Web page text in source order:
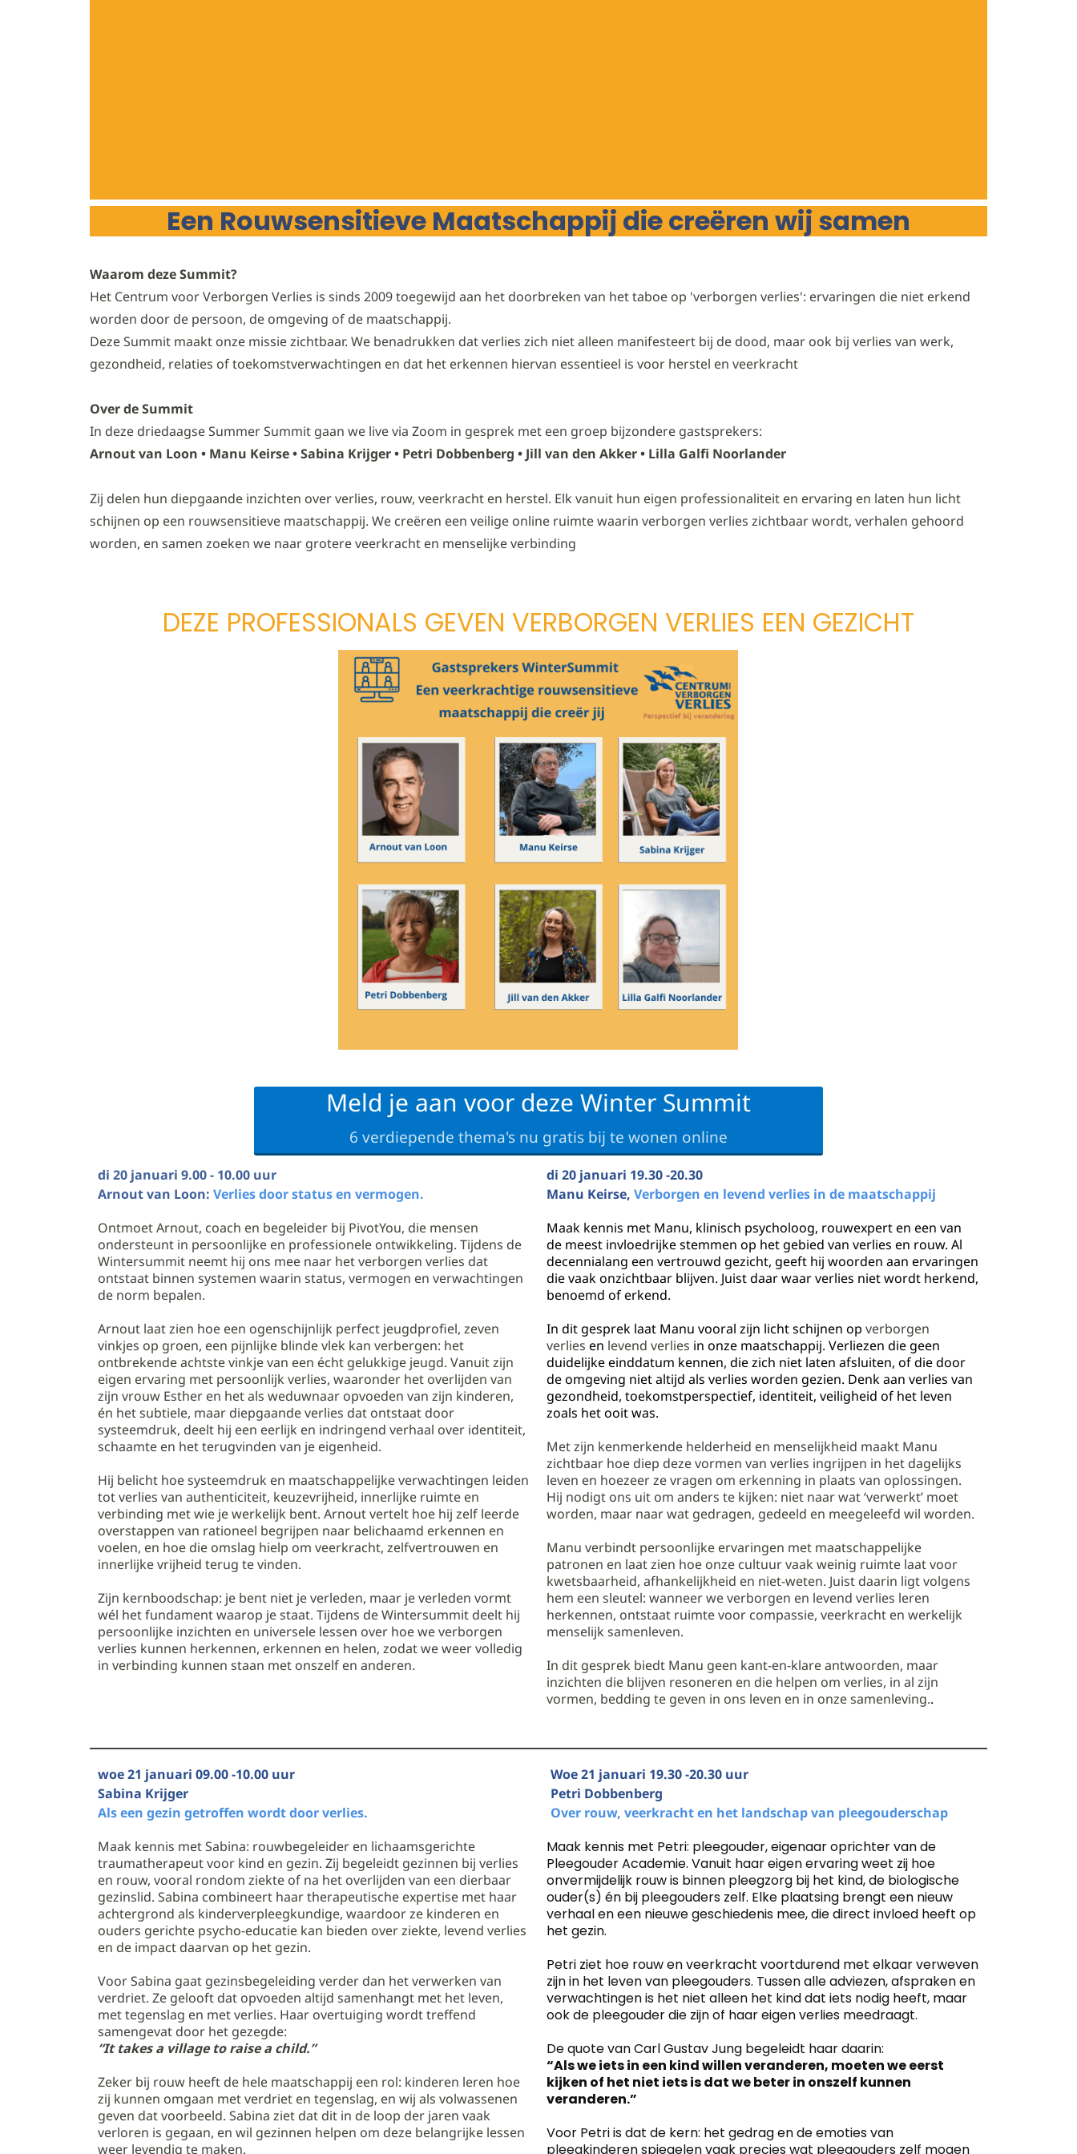
Een Rouwsensitieve Maatschappij die creëren wij samen
Waarom deze Summit?
Het Centrum voor Verborgen Verlies is sinds 2009 toegewijd aan het doorbreken van het taboe op 'verborgen verlies': ervaringen die niet erkend
worden door de persoon, de omgeving of de maatschappij.
Deze Summit maakt onze missie zichtbaar. We benadrukken dat verlies zich niet alleen manifesteert bij de dood, maar ook bij verlies van werk,
gezondheid, relaties of toekomstverwachtingen en dat het erkennen hiervan essentieel is voor herstel en veerkracht
Over de Summit
In deze driedaagse Summer Summit gaan we live via Zoom in gesprek met een groep bijzondere gastsprekers:
Arnout van Loon • Manu Keirse • Sabina Krijger • Petri Dobbenberg • Jill van den Akker • Lilla Galfi Noorlander
Zij delen hun diepgaande inzichten over verlies, rouw, veerkracht en herstel. Elk vanuit hun eigen professionaliteit en ervaring en laten hun licht
schijnen op een rouwsensitieve maatschappij. We creëren een veilige online ruimte waarin verborgen verlies zichtbaar wordt, verhalen gehoord
worden, en samen zoeken we naar grotere veerkracht en menselijke verbinding
DEZE PROFESSIONALS GEVEN VERBORGEN VERLIES EEN GEZICHT
Meld je aan voor deze Winter Summit
6 verdiepende thema's nu gratis bij te wonen online
di 20 januari 9.00 - 10.00 uur
Arnout van Loon: Verlies door status en vermogen.
di 20 januari 19.30 -20.30
Manu Keirse, Verborgen en levend verlies in de maatschappij
Ontmoet Arnout, coach en begeleider bij PivotYou, die mensen
ondersteunt in persoonlijke en professionele ontwikkeling. Tijdens de
Wintersummit neemt hij ons mee naar het verborgen verlies dat
ontstaat binnen systemen waarin status, vermogen en verwachtingen
de norm bepalen.
Arnout laat zien hoe een ogenschijnlijk perfect jeugdprofiel, zeven
vinkjes op groen, een pijnlijke blinde vlek kan verbergen: het
ontbrekende achtste vinkje van een écht gelukkige jeugd. Vanuit zijn
eigen ervaring met persoonlijk verlies, waaronder het overlijden van
zijn vrouw Esther en het als weduwnaar opvoeden van zijn kinderen,
én het subtiele, maar diepgaande verlies dat ontstaat door
systeemdruk, deelt hij een eerlijk en indringend verhaal over identiteit,
schaamte en het terugvinden van je eigenheid.
Hij belicht hoe systeemdruk en maatschappelijke verwachtingen leiden
tot verlies van authenticiteit, keuzevrijheid, innerlijke ruimte en
verbinding met wie je werkelijk bent. Arnout vertelt hoe hij zelf leerde
overstappen van rationeel begrijpen naar belichaamd erkennen en
voelen, en hoe die omslag hielp om veerkracht, zelfvertrouwen en
innerlijke vrijheid terug te vinden.
Zijn kernboodschap: je bent niet je verleden, maar je verleden vormt
wél het fundament waarop je staat. Tijdens de Wintersummit deelt hij
persoonlijke inzichten en universele lessen over hoe we verborgen
verlies kunnen herkennen, erkennen en helen, zodat we weer volledig
in verbinding kunnen staan met onszelf en anderen.
Maak kennis met Manu, klinisch psycholoog, rouwexpert en een van
de meest invloedrijke stemmen op het gebied van verlies en rouw. Al
decennialang een vertrouwd gezicht, geeft hij woorden aan ervaringen
die vaak onzichtbaar blijven. Juist daar waar verlies niet wordt herkend,
benoemd of erkend.
In dit gesprek laat Manu vooral zijn licht schijnen op verborgen
verlies en levend verlies in onze maatschappij. Verliezen die geen
duidelijke einddatum kennen, die zich niet laten afsluiten, of die door
de omgeving niet altijd als verlies worden gezien. Denk aan verlies van
gezondheid, toekomstperspectief, identiteit, veiligheid of het leven
zoals het ooit was.
Met zijn kenmerkende helderheid en menselijkheid maakt Manu
zichtbaar hoe diep deze vormen van verlies ingrijpen in het dagelijks
leven en hoezeer ze vragen om erkenning in plaats van oplossingen.
Hij nodigt ons uit om anders te kijken: niet naar wat ‘verwerkt’ moet
worden, maar naar wat gedragen, gedeeld en meegeleefd wil worden.
Manu verbindt persoonlijke ervaringen met maatschappelijke
patronen en laat zien hoe onze cultuur vaak weinig ruimte laat voor
kwetsbaarheid, afhankelijkheid en niet-weten. Juist daarin ligt volgens
hem een sleutel: wanneer we verborgen en levend verlies leren
herkennen, ontstaat ruimte voor compassie, veerkracht en werkelijk
menselijk samenleven.
In dit gesprek biedt Manu geen kant-en-klare antwoorden, maar
inzichten die blijven resoneren en die helpen om verlies, in al zijn
vormen, bedding te geven in ons leven en in onze samenleving..
woe 21 januari 09.00 -10.00 uur
Sabina Krijger
Als een gezin getroffen wordt door verlies.
Woe 21 januari 19.30 -20.30 uur
Petri Dobbenberg
Over rouw, veerkracht en het landschap van pleegouderschap
Maak kennis met Sabina: rouwbegeleider en lichaamsgerichte
traumatherapeut voor kind en gezin. Zij begeleidt gezinnen bij verlies
en rouw, vooral rondom ziekte of na het overlijden van een dierbaar
gezinslid. Sabina combineert haar therapeutische expertise met haar
achtergrond als kinderverpleegkundige, waardoor ze kinderen en
ouders gerichte psycho-educatie kan bieden over ziekte, levend verlies
en de impact daarvan op het gezin.
Voor Sabina gaat gezinsbegeleiding verder dan het verwerken van
verdriet. Ze gelooft dat opvoeden altijd samenhangt met het leven,
met tegenslag en met verlies. Haar overtuiging wordt treffend
samengevat door het gezegde:
“It takes a village to raise a child.”
Zeker bij rouw heeft de hele maatschappij een rol: kinderen leren hoe
zij kunnen omgaan met verdriet en tegenslag, en wij als volwassenen
geven dat voorbeeld. Sabina ziet dat dit in de loop der jaren vaak
verloren is gegaan, en wil gezinnen helpen om deze belangrijke lessen
weer levendig te maken.
Maak kennis met Petri: pleegouder, eigenaar oprichter van de
Pleegouder Academie. Vanuit haar eigen ervaring weet zij hoe
onvermijdelijk rouw is binnen pleegzorg bij het kind, de biologische
ouder(s) én bij pleegouders zelf. Elke plaatsing brengt een nieuw
verhaal en een nieuwe geschiedenis mee, die direct invloed heeft op
het gezin.
Petri ziet hoe rouw en veerkracht voortdurend met elkaar verweven
zijn in het leven van pleegouders. Tussen alle adviezen, afspraken en
verwachtingen is het niet alleen het kind dat iets nodig heeft, maar
ook de pleegouder die zijn of haar eigen verlies meedraagt.
De quote van Carl Gustav Jung begeleidt haar daarin:
“Als we iets in een kind willen veranderen, moeten we eerst
kijken of het niet iets is dat we beter in onszelf kunnen
veranderen.”
Voor Petri is dat de kern: het gedrag en de emoties van
pleegkinderen spiegelen vaak precies wat pleegouders zelf mogen